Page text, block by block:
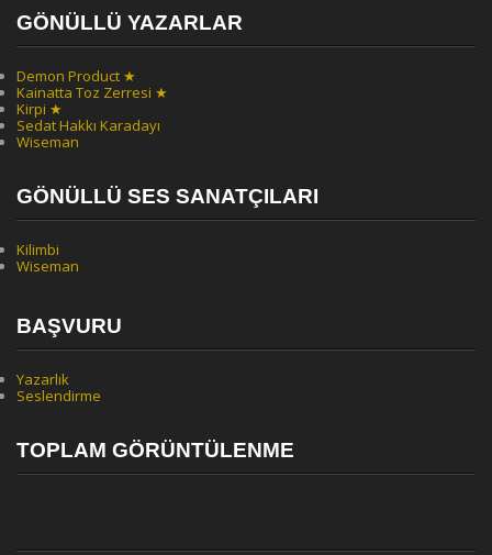
GÖNÜLLÜ YAZARLAR
Demon Product ★
Kainatta Toz Zerresi ★
Kirpi ★
Sedat Hakkı Karadayı
Wiseman
GÖNÜLLÜ SES SANATÇILARI
Kilimbi
Wiseman
BAŞVURU
Yazarlık
Seslendirme
TOPLAM GÖRÜNTÜLENME